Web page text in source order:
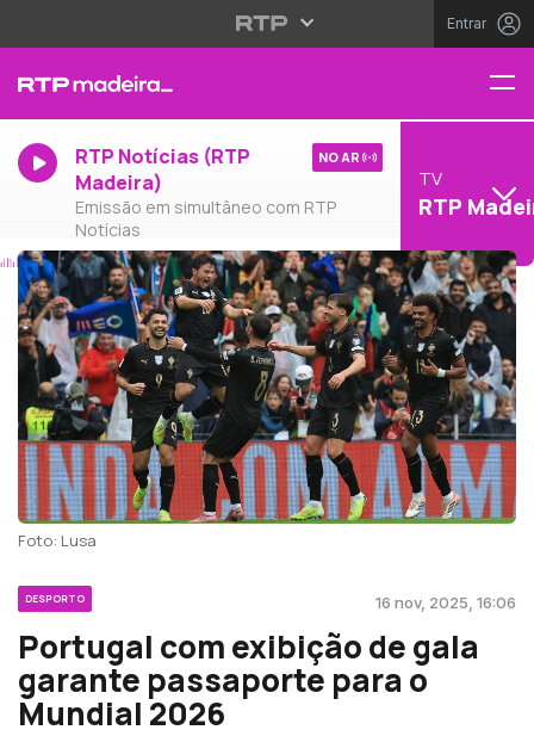
Entrar
RTP Notícias (RTP
Madeira)
Emissão em simultâneo com RTP
Notícias
NO AR
TV
RTP
Foto: Lusa
DESPORTO 16 nov, 2025, 16:06
Portugal com exibição de gala
garante passaporte para o
Mundial 2026